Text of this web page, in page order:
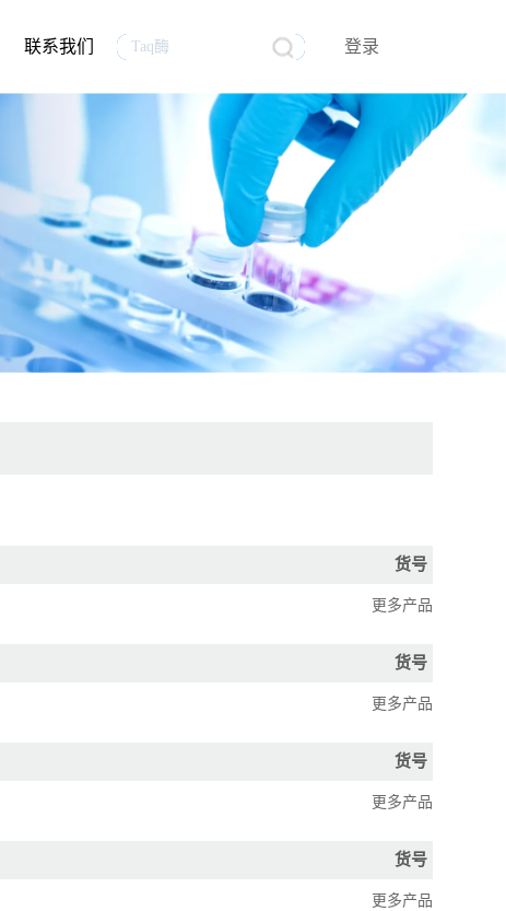
试剂
生物制品质量控制分析
mRNA原料
员工风采
联系我们 登录
货号
更多产品
货号
更多产品
货号
更多产品
货号
更多产品